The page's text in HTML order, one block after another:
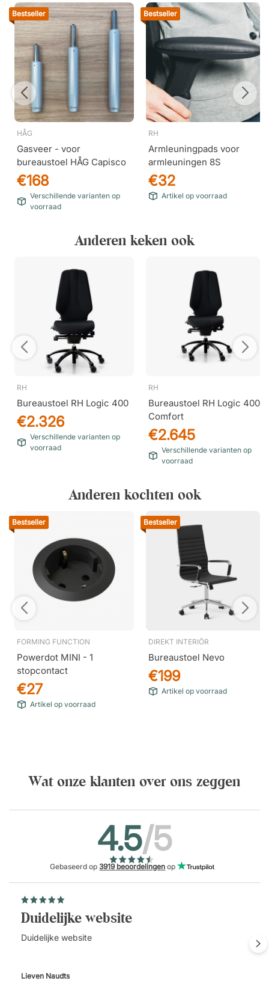
Bestseller
HÅG
Gasveer - voor
bureaustoel HÅG Capisco
€168
Verschillende varianten op
voorraad
Bestseller
RH
Armleuningpads voor
armleuningen 8S
€32
Artikel op voorraad
Anderen keken ook
RH
Bureaustoel RH Logic 400
€2.326
Verschillende varianten op
voorraad
RH
Bureaustoel RH Logic 400
Comfort
€2.645
Verschillende varianten op
voorraad
Anderen kochten ook
Bestseller
FORMING FUNCTION
Powerdot MINI - 1
stopcontact
€27
Artikel op voorraad
Bestseller
DIREKT INTERIÖR
Bureaustoel Nevo
€199
Artikel op voorraad
Wat onze klanten over ons zeggen
4.5/5
Gebaseerd op3919 beoordelingen op
Duidelijke website
Duidelijke website
Lieven Naudts